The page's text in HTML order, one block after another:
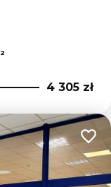
2
4 305 zł